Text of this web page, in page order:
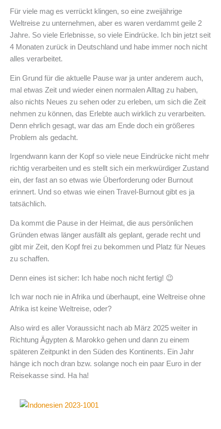
Für viele mag es verrückt klingen, so eine zweijährige
Weltreise zu unternehmen, aber es waren verdammt geile 2
Jahre. So viele Erlebnisse, so viele Eindrücke. Ich bin jetzt seit
4 Monaten zurück in Deutschland und habe immer noch nicht
alles verarbeitet.
Ein Grund für die aktuelle Pause war ja unter anderem auch,
mal etwas Zeit und wieder einen normalen Alltag zu haben,
also nichts Neues zu sehen oder zu erleben, um sich die Zeit
nehmen zu können, das Erlebte auch wirklich zu verarbeiten.
Denn ehrlich gesagt, war das am Ende doch ein größeres
Problem als gedacht.
Irgendwann kann der Kopf so viele neue Eindrücke nicht mehr
richtig verarbeiten und es stellt sich ein merkwürdiger Zustand
ein, der fast an so etwas wie Überforderung oder Burnout
erinnert. Und so etwas wie einen Travel-Burnout gibt es ja
tatsächlich.
Da kommt die Pause in der Heimat, die aus persönlichen
Gründen etwas länger ausfällt als geplant, gerade recht und
gibt mir Zeit, den Kopf frei zu bekommen und Platz für Neues
zu schaffen.
Denn eines ist sicher: Ich habe noch nicht fertig! 😉
Ich war noch nie in Afrika und überhaupt, eine Weltreise ohne
Afrika ist keine Weltreise, oder?
Also wird es aller Voraussicht nach ab März 2025 weiter in
Richtung Ägypten & Marokko gehen und dann zu einem
späteren Zeitpunkt in den Süden des Kontinents. Ein Jahr
hänge ich noch dran bzw. solange noch ein paar Euro in der
Reisekasse sind. Ha ha!